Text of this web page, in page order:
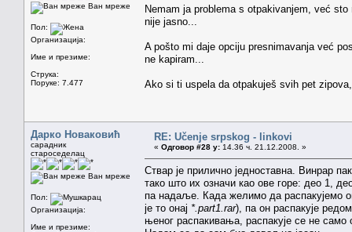
Ван мреже
Пол:
Организација:
Име и презиме:
Струка:
Поруке: 7.477
Nemam ja problema s otpakivanjem, već
nije jasno...
A pošto mi daje opciju presnimavanja već
ne kapiram...
Ako si ti uspela da otpakuješ svih pet
Дарко Новаковић
сарадник
староседелац
Ван мреже
Пол:
Организација:
Име и презиме:
RE: Učenje srpskog - linkovi
« Одговор #28 у: 14.36 ч. 21.12.2008. »
Ствар је прилично једноставна. Винрар
тако што их означи као ове горе: део 1,
па надаље. Када желимо да распакујемо
је то онај *.part1.rar), па он распакује
њеног распакивања, распакује се не